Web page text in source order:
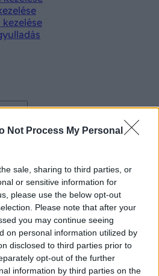
Not Process My Personal
sale, sharing to third parties, or
or sensitive information for
please use the below opt-out
Please note that after your
you may continue seeing
on personal information utilized by
disclosed to third parties prior to
opt-out of the further
information by third parties on the